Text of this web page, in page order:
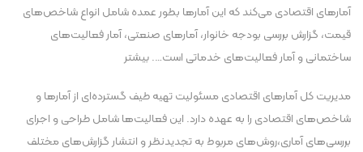
آمارهای اقتصادی می‌کند که اين آمارها بطور عمده شامل انواع شاخص‌های
قيمت، گزارش بررسی بودجه خانوار، آمارهای صنعتی، آمار فعاليت‌های
ساختمانی و آمار فعاليت‌های خدماتی است…. بيشتر
مدیریت کل آمارهای اقتصادی مسئولیت تهیه طیف گسترده‌ای از آمارها و
شاخص‌های اقتصادی را به عهده دارد. این فعالیت‌ها شامل طراحی و اجرای
بررسی‌های آماری،‌روش‌های مربوط به تجدیدنظر و انتشار گزارش‌های مختلف